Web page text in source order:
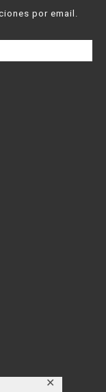
✕
por email.